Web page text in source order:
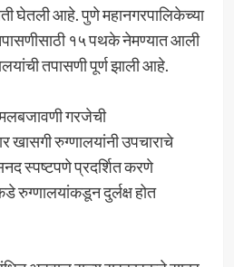
घेतली आहे. पुणे महानगरपालिकेच्या
१५ पथके नेमण्यात आली
तपासणी पूर्ण झाली आहे.
गरजेची
खासगी रुग्णालयांनी उपचाराचे
स्पष्टपणे प्रदर्शित करणे
रुग्णालयांकडून दुर्लक्ष होत